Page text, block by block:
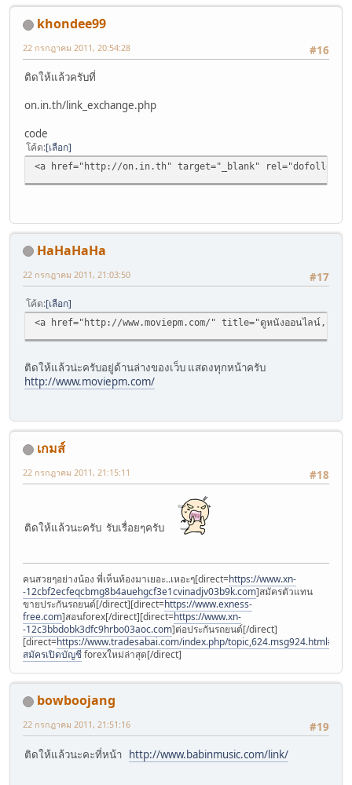
khondee99
#16
22 กรกฎาคม 2011, 20:54:28
ติดให้แล้วครับที่
on.in.th/link_exchange.php
code
โค้ด เลือก
<a href="http://on.in.th" target="_blank" rel="dofollow"
HaHaHaHa
#17
22 กรกฎาคม 2011, 21:03:50
โค้ด เลือก
<a href="http://www.moviepm.com/" title="ดูหนังออนไลน์,ดูหนัง
ติดให้แล้วน่ะครับอยู่ด้านล่างของเว็บ แสดงทุกหน้าครับ
http://www.moviepm.com/
เกมส์
#18
22 กรกฎาคม 2011, 21:15:11
ติดให้แล้วนะครับ รับเรื่อยๆครับ
คนสวยๆอย่างน้อง พี่เห็นท้องมาเยอะ..เหอะๆ[direct=https://www.xn-
-12cbf2ecfeqcbmg8b4auehgcf3e1cvinadjv03b9k.com]สมัครตัวแทน
ขายประกันรถยนต์[/direct][direct=https://www.exness-
free.com]สอนforex[/direct][direct=https://www.xn-
-12c3bbdobk3dfc9hrbo03aoc.com]ต่อประกันรถยนต์[/direct]
[direct=https://www.tradesabai.com/index.php/
สมัครเปิดบัญชีforexใหม่ล่าสุด[/direct]
bowboojang
#19
22 กรกฎาคม 2011, 21:51:16
ติดให้แล้วนะคะที่หน้า http://www.babinmusic.com/link/